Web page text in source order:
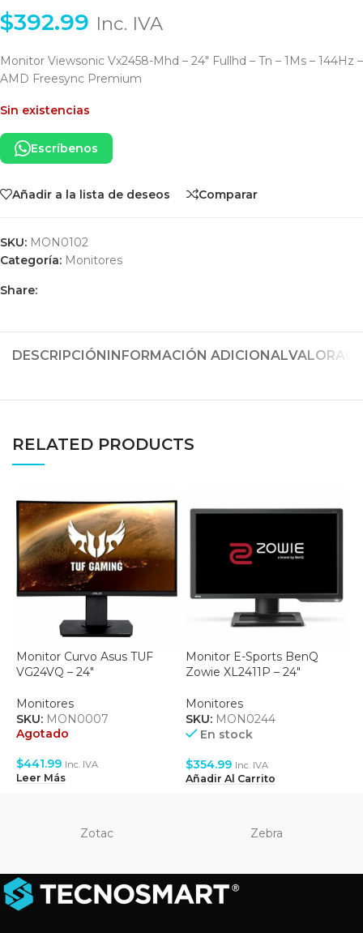
$392.99 Inc. IVA
Monitor Viewsonic Vx2458-Mhd – 24″ Fullhd – Tn – 1Ms – 144Hz –
AMD Freesync Premium
Sin existencias
Escríbenos
Añadir a la lista de deseos Comparar
SKU: MON0102
Categoría: Monitores
Share:
DESCRIPCIÓN INFORMACIÓN ADICIONAL
RELATED PRODUCTS
Monitor Curvo Asus TUF
VG24VQ – 24″
Monitores
SKU: MON0007
Agotado
$441.99 Inc. IVA
Leer Más
Monitor E-Sports BenQ
Zowie XL2411P – 24″
Monitores
SKU: MON0244
En stock
$354.99 Inc. IVA
Añadir Al Carrito
Zotac Zebra